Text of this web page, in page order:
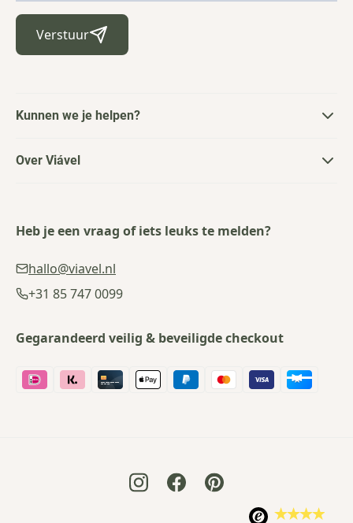
Verstuur
Kunnen we je helpen?
Over Viável
Heb je een vraag of iets leuks te melden?
hallo@viavel.nl
+31 85 747 0099
Gegarandeerd veilig & beveiligde checkout